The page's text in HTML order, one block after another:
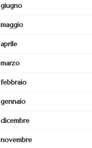
giugno
maggio
aprile
marzo
febbraio
gennaio
dicembre
novembre